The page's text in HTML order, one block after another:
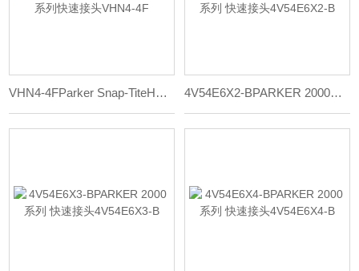
VHN4-4FParker Snap-TiteH系列快速接头VHN4-4F 4V54E6X2-BPARKER 2000系列 快速接头4V54E6X2-B